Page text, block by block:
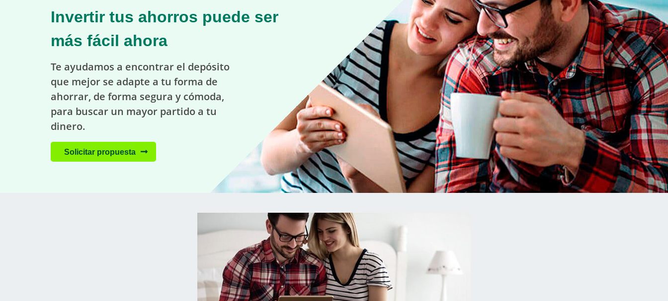
Invertir tus ahorros puede ser
más fácil ahora
Te ayudamos a encontrar el depósito
que mejor se adapte a tu forma de
ahorrar, de forma segura y cómoda,
para buscar un mayor partido a tu
dinero.
Solicitar propuesta